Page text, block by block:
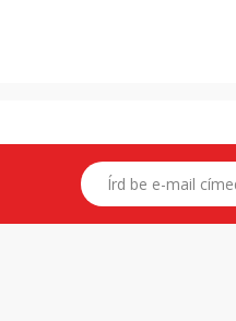
E-mail címed